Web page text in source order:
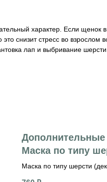
характер. Если щенок
это снизит стресс во
лап и выбривание
Дополнительные
Маска по типу
(декоративные)
Маска по типу шерсти